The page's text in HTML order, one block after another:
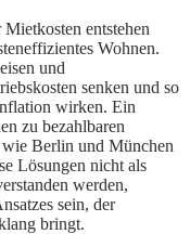
entstehen
Wohnen.
und
senken und so
wirken. Ein
zu bezahlbaren
Berlin und München
Lösungen nicht als
werden,
sein, der
bringt.